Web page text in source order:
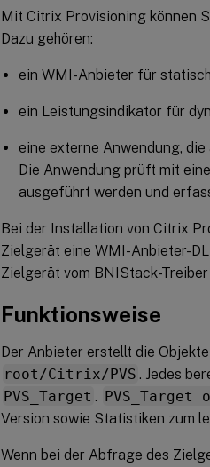
Mit Citrix Provisioning können
Dazu gehören:
ein WMI-Anbieter für
ein Leistungsindikator für
eine externe Anwendung,
Die Anwendung prüft mit
ausgeführt werden und
Bei der Installation von Citrix
Zielgerät eine WMI-Anbieter-
Zielgerät vom BNIStack-Treiber
Funktionsweise
Der Anbieter erstellt die Objekte
root/Citrix/PVS . Jedes
PVS_Target . PVS_Target
Version sowie Statistiken zum
Wenn bei der Abfrage des